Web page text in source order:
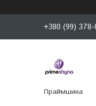
+380 (99)
Праймшина